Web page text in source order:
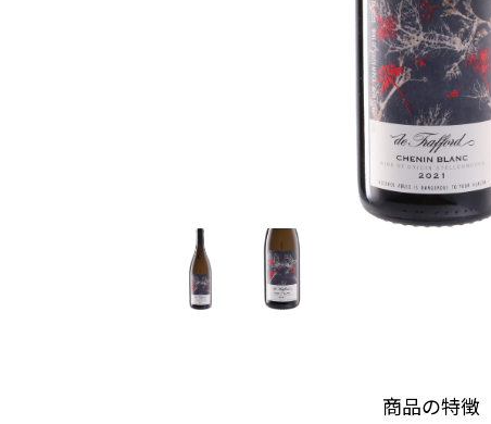
商品の特徴